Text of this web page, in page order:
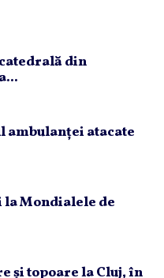
din
atacate
la Mondialele de
şi topoare la Cluj, în